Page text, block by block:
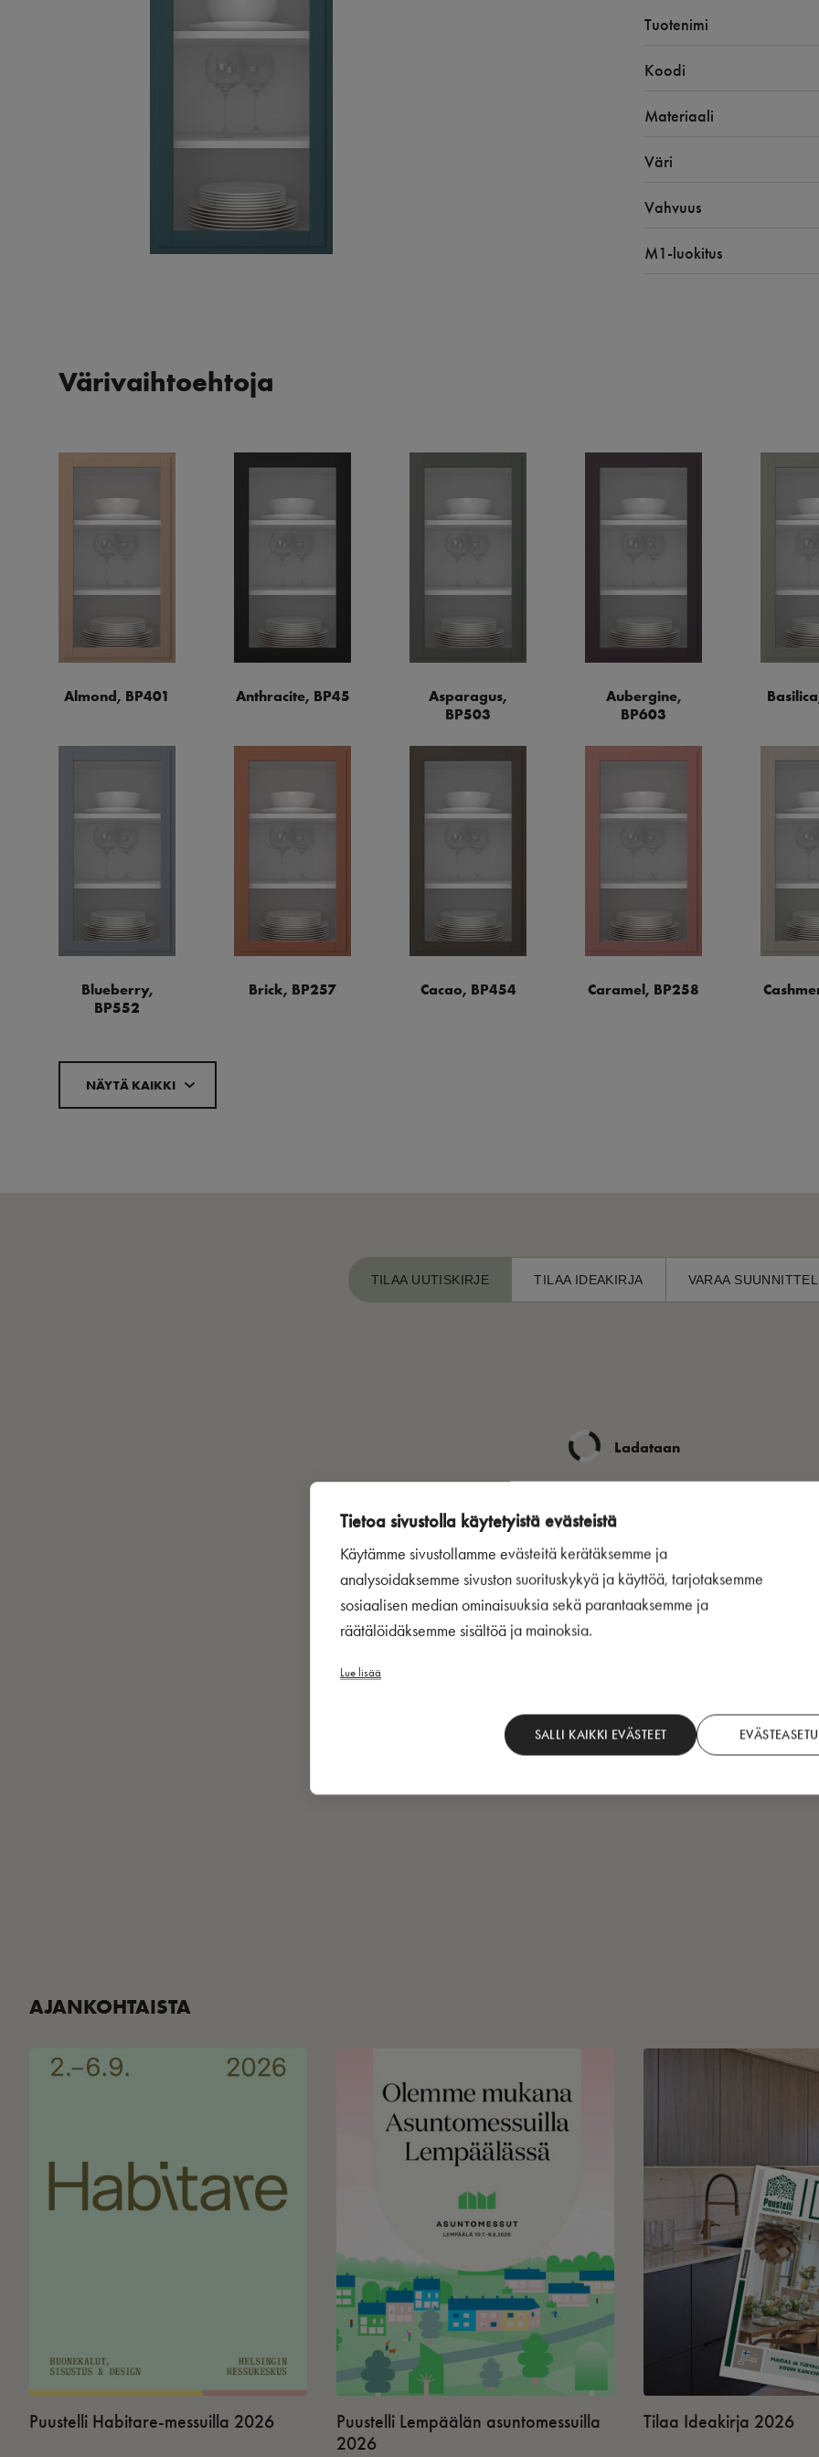
Tietoa sivustolla käytetyistä evästeistä
Käytämme sivustollamme evästeitä kerätäksemme ja
analysoidaksemme sivuston suorituskykyä ja käyttöä, tarjotaksemme
sosiaalisen median ominaisuuksia sekä parantaaksemme ja
räätälöidäksemme sisältöä ja mainoksia.
Lue lisää
SALLI KAIKKI EVÄSTEET
Tuotenimi
Koodi
Materiaali
Väri
Vahvuus
M1-luokitus
Värivaihtoehtoja
Almond, BP401 Anthracite, BP45
Asparagus,
BP503
Aubergine,
BP603
Blueberry,
BP552
Brick, BP257 Cacao, BP454 Caramel, BP258
NÄYTÄ KAIKKI
TILAA UUTISKIRJE TILAA IDEAKIRJA VARAA
Ladataan
AJANKOHTAISTA
Puustelli Habitare-messuilla 2026
Puustelli Lempäälän asuntomessuilla
2026
Tilaa Ideakirja 2026